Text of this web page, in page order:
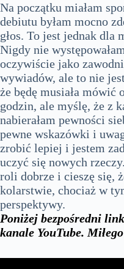
Na początku miałam
debiutu byłam mocno
głos. To jest jednak dla
Nigdy nie
oczywiście jako
wywiadów, ale to nie
że będę musiała
godzin, ale myślę, że z
nabierałam pewności
pewne wskazówki i
zrobić lepiej i jestem
uczyć się nowych
roli dobrze i cieszę się,
kolarstwie, chociaż w
perspektywy.
Poniżej bezpośredni
kanale YouTube.